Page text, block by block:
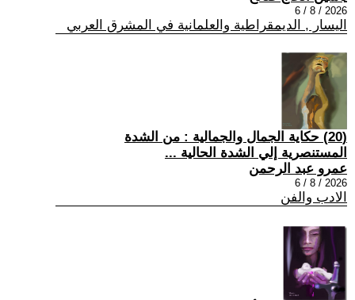
2026 / 8 / 6
اليسار , الديمقراطية والعلمانية في المشرق العربي
(20) حكاية الجمال والجمالية : من الشدة
المستنصرية إلي الشدة الحالية ...
عمرو عبد الرحمن
2026 / 8 / 6
الادب والفن